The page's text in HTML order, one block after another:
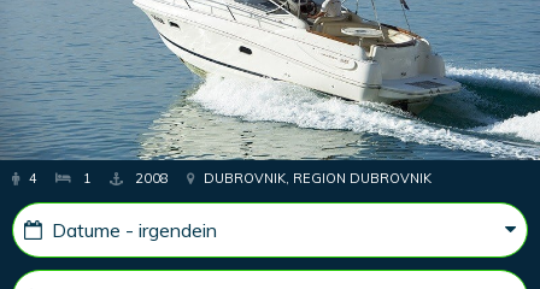
4 1 2008 DUBROVNIK, REGION DUBROVNIK